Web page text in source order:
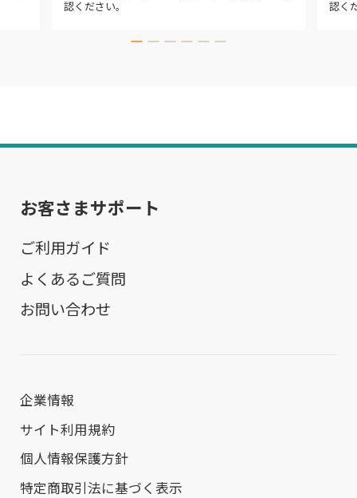
認ください。
認く
お客さまサポート
ご利用ガイド
よくあるご質問
お問い合わせ
企業情報
サイト利用規約
個人情報保護方針
特定商取引法に基づく表示